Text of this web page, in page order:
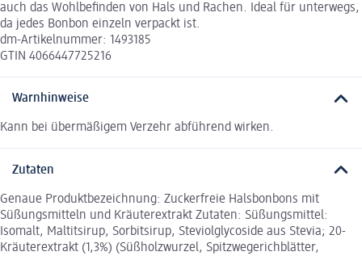
auch das Wohlbefinden von Hals und Rachen. Ideal für unterwegs,
da jedes Bonbon einzeln verpackt ist.
dm-Artikelnummer: 1493185
GTIN 4066447725216
Warnhinweise
Kann bei übermäßigem Verzehr abführend wirken.
Zutaten
Genaue Produktbezeichnung: Zuckerfreie Halsbonbons mit
Süßungsmitteln und Kräuterextrakt Zutaten: Süßungsmittel:
Isomalt, Maltitsirup, Sorbitsirup, Steviolglycoside aus Stevia; 20-
Kräuterextrakt (1,3%) (Süßholzwurzel, Spitzwegerichblätter,